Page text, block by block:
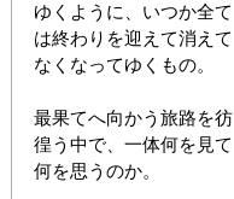
ゆくように、いつか全て
は終わりを迎えて消えて
なくなってゆくもの。
最果てへ向かう旅路を彷
徨う中で、一体何を見て
何を思うのか。